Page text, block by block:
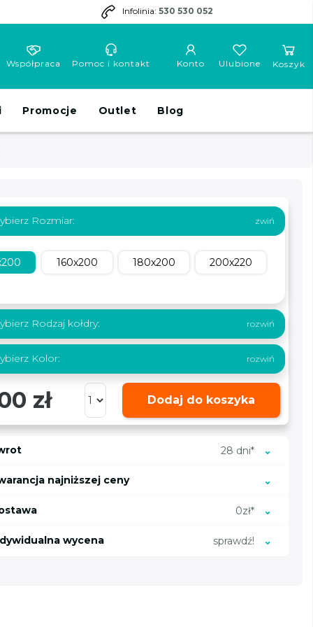
Infolinia: 530 530 052
Współpraca Pomoc i kontakt Konto Koszyk
Ulubione
Promocje Outlet Blog
Rozmiar:
160x200 180x200 200x220
Rodzaj kołdry:
Kolor:
zł Dodaj do koszyka
28 dni*
najniższej ceny
0zł*
wycena sprawdź!